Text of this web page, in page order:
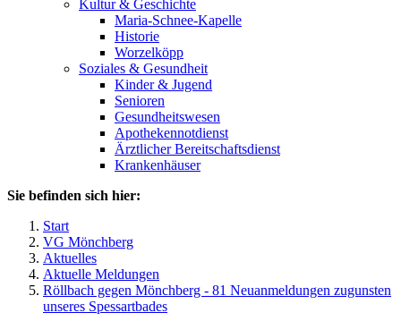
Kultur & Geschichte
Maria-Schnee-Kapelle
Historie
Worzelköpp
Soziales & Gesundheit
Kinder & Jugend
Senioren
Gesundheitswesen
Apothekennotdienst
Ärztlicher Bereitschaftsdienst
Krankenhäuser
Sie befinden sich hier:
Start
VG Mönchberg
Aktuelles
Aktuelle Meldungen
Röllbach gegen Mönchberg - 81 Neuanmeldungen zugunsten
unseres Spessartbades